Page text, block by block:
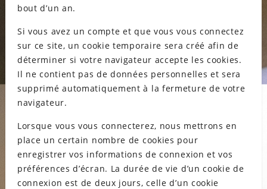
bout d’un an.
Si vous avez un compte et que vous vous connectez
sur ce site, un cookie temporaire sera créé afin de
déterminer si votre navigateur accepte les cookies.
Il ne contient pas de données personnelles et sera
supprimé automatiquement à la fermeture de votre
navigateur.
Lorsque vous vous connecterez, nous mettrons en
place un certain nombre de cookies pour
enregistrer vos informations de connexion et vos
préférences d’écran. La durée de vie d’un cookie de
connexion est de deux jours, celle d’un cookie